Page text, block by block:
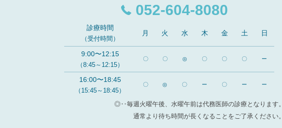
052-604-8080
診療時間
（受付時間）
月 火 水 木 金 土 日
9:00〜12:15
（8:45～12:15）
〇 〇 ◎ 〇 〇 〇 ー
16:00〜18:45
（15:45～18:45）
〇 ◎ 〇 ー 〇 ー ー
◎‥毎週火曜午後、水曜午前は代務医師の診療となります。
通常より待ち時間が長くなることをご了承ください。